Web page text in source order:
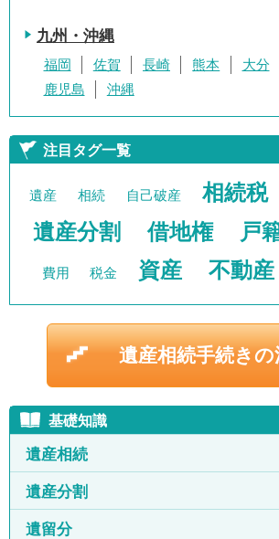
九州・沖縄
福岡 佐賀 長崎 熊本 大分
鹿児島
沖縄
注目タグ一覧
遺産 相続 自己破産 相続税
遺産分割 借地権 戸
費用 税金 資産 不動産
遺産相続手続きの
基礎知識
遺産相続
遺産分割
遺留分